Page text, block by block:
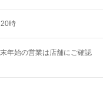
時
始の営業は店舗にご確認